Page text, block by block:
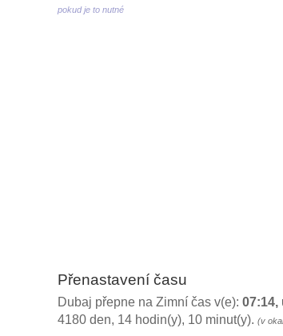
pokud je to nutné
Přenastavení času
Dubaj přepne na Zimní čas v(e): 07:14,
4180 den, 14 hodin(y), 10 minut(y). (v